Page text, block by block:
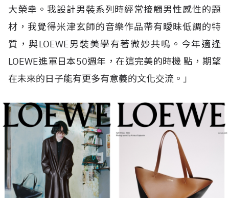
大榮幸。我設計男裝系列時經常接觸男性感性的題
材，我覺得米津玄師的音樂作品帶有曖昧低調的特
質，與LOEWE男裝美學有著微妙共鳴。今年適逢
LOEWE進軍日本50週年，在這完美的時機 點，期望
在未來的日子能有更多有意義的文化交流。」